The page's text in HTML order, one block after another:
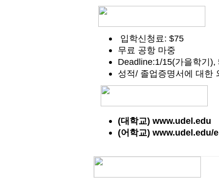
입학신청료: $75
무료 공항 마중
Deadline:1/15(가을학기 ),
성적/ 졸업증명서에 대한
(대학교) www.udel.edu
(어학교) www.udel.edu/